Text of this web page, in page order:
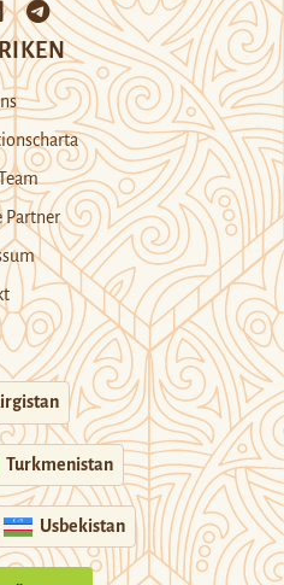
Partner
Turkmenistan
Usbekistan